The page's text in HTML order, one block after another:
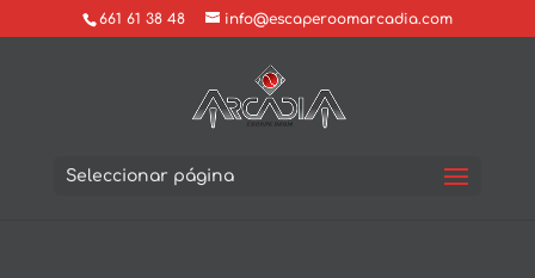
661 61 38 48 info@escaperoomarcadia.com
Seleccionar página